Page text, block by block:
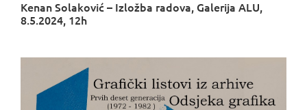
Kenan Solaković – Izložba radova, Galerija ALU,
8.5.2024, 12h